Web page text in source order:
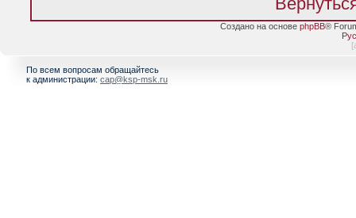
Создано на основе phpBB®
[
По всем вопросам обращайтесь
к администрации: cap@ksp-msk.ru